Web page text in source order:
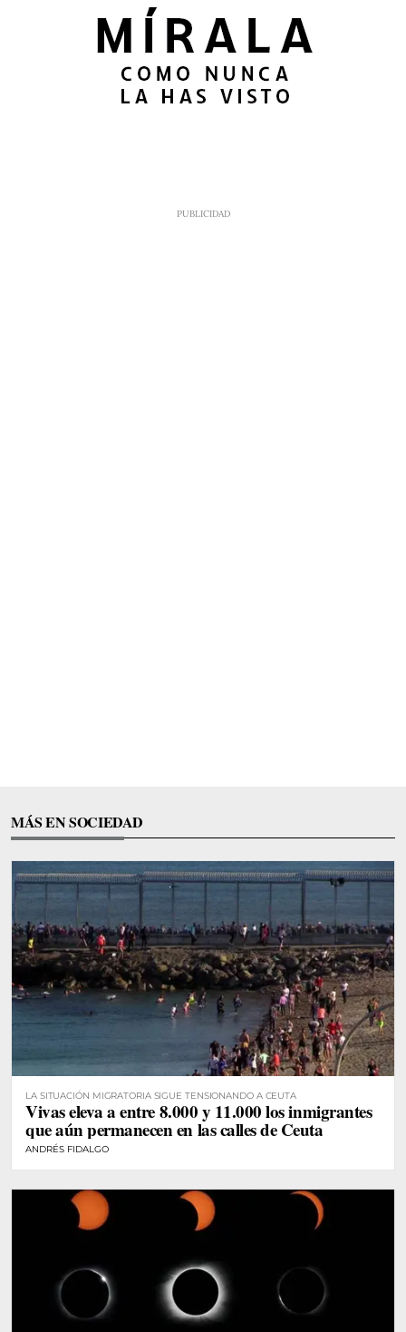
MÁS EN SOCIEDAD
LA SITUACIÓN MIGRATORIA SIGUE TENSIONANDO A CEUTA
Vivas eleva a entre 8.000 y 11.000 los inmigrantes
que aún permanecen en las calles de Ceuta
ANDRÉS FIDALGO